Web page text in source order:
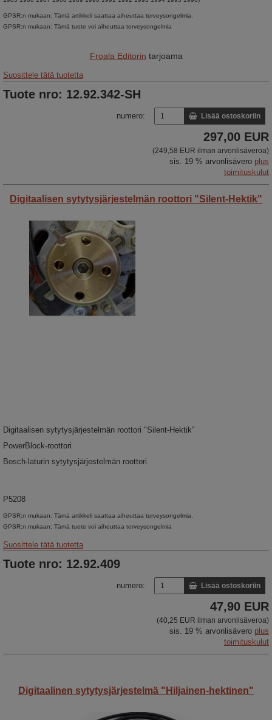
GPSR:n mukaan: Tämä artikkeli saattaa aiheuttaa terveysongelmia.
GPSR:n mukaan: Tämä tuote voi aiheuttaa terveysongelmia
Froala Editorin tarjoama
Suosittele tätä tuotetta
Tuote nro: 12.92.342-SH
numero: Lisää ostoskoriin
297,00 EUR
(249,58 EUR ilman arvonlisäveroa)
sis. 19 % arvonlisävero plus
toimituskulut
Digitaalisen sytytysjärjestelmän roottori "Silent-Hektik"
Digitaalisen sytytysjärjestelmän roottori "Silent-Hektik"
PowerBlock-roottori
Bosch-laturin sytytysjärjestelmän roottori
P5208
GPSR:n mukaan: Tämä artikkeli saattaa aiheuttaa terveysongelmia.
GPSR:n mukaan: Tämä tuote voi aiheuttaa terveysongelmia
Suosittele tätä tuotetta
Tuote nro: 12.92.409
numero: Lisää ostoskoriin
47,90 EUR
(40,25 EUR ilman arvonlisäveroa)
sis. 19 % arvonlisävero plus
toimituskulut
Digitaalinen sytytysjärjestelmä "Hiljainen-hektinen"